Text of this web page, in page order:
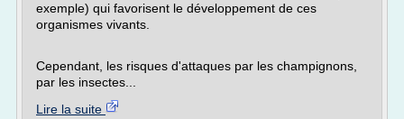
exemple) qui favorisent le développement de ces
organismes vivants.
Cependant, les risques d'attaques par les champignons,
par les insectes...
Lire la suite